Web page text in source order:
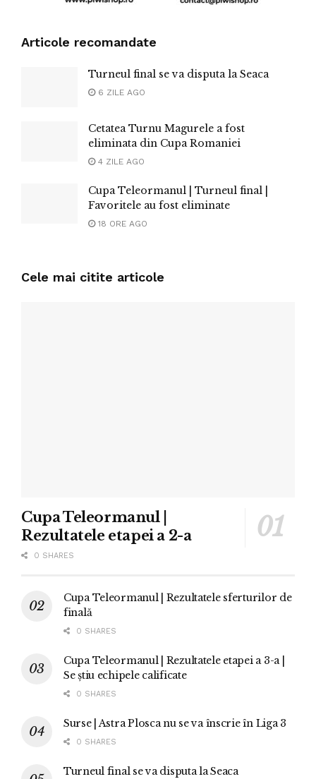
Articole recomandate
Turneul final se va disputa la Seaca
6 ZILE AGO
Cetatea Turnu Magurele a fost
eliminata din Cupa Romaniei
4 ZILE AGO
Cupa Teleormanul | Turneul final |
Favoritele au fost eliminate
18 ORE AGO
Cele mai citite articole
Cupa Teleormanul |
Rezultatele etapei a 2-a
0 SHARES
Cupa Teleormanul | Rezultatele sferturilor de
finală
0 SHARES
Cupa Teleormanul | Rezultatele etapei a 3-a |
Se știu echipele calificate
0 SHARES
Surse | Astra Plosca nu se va înscrie în Liga 3
0 SHARES
Turneul final se va disputa la Seaca